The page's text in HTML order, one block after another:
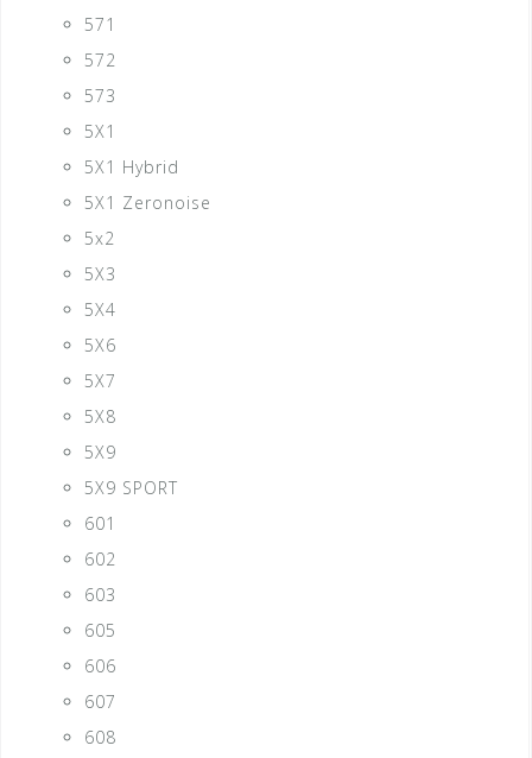
571
572
573
5X1
5X1 Hybrid
5X1 Zeronoise
5x2
5X3
5X4
5X6
5X7
5X8
5X9
5X9 SPORT
601
602
603
605
606
607
608